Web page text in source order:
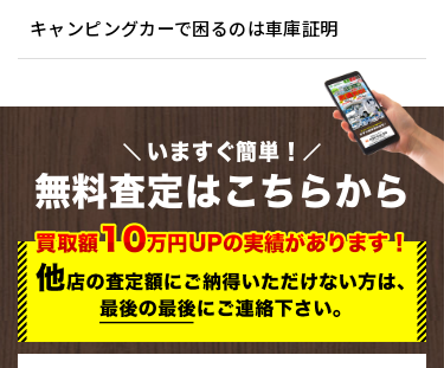
キャンピングカーで困るのは車庫証明
いますぐ簡単！
無料査定はこちらから